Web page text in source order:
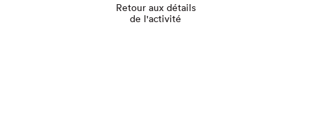
Retour aux détails
de l'activité